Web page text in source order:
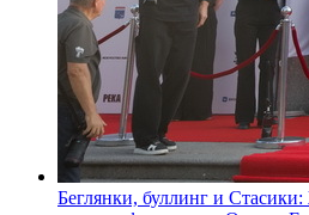
Беглянки, буллинг и